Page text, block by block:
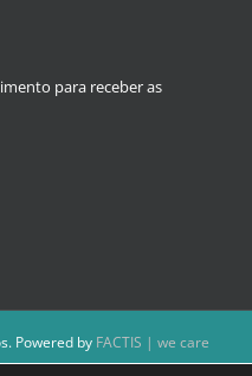
para receber as
Powered by FACTIS | we care